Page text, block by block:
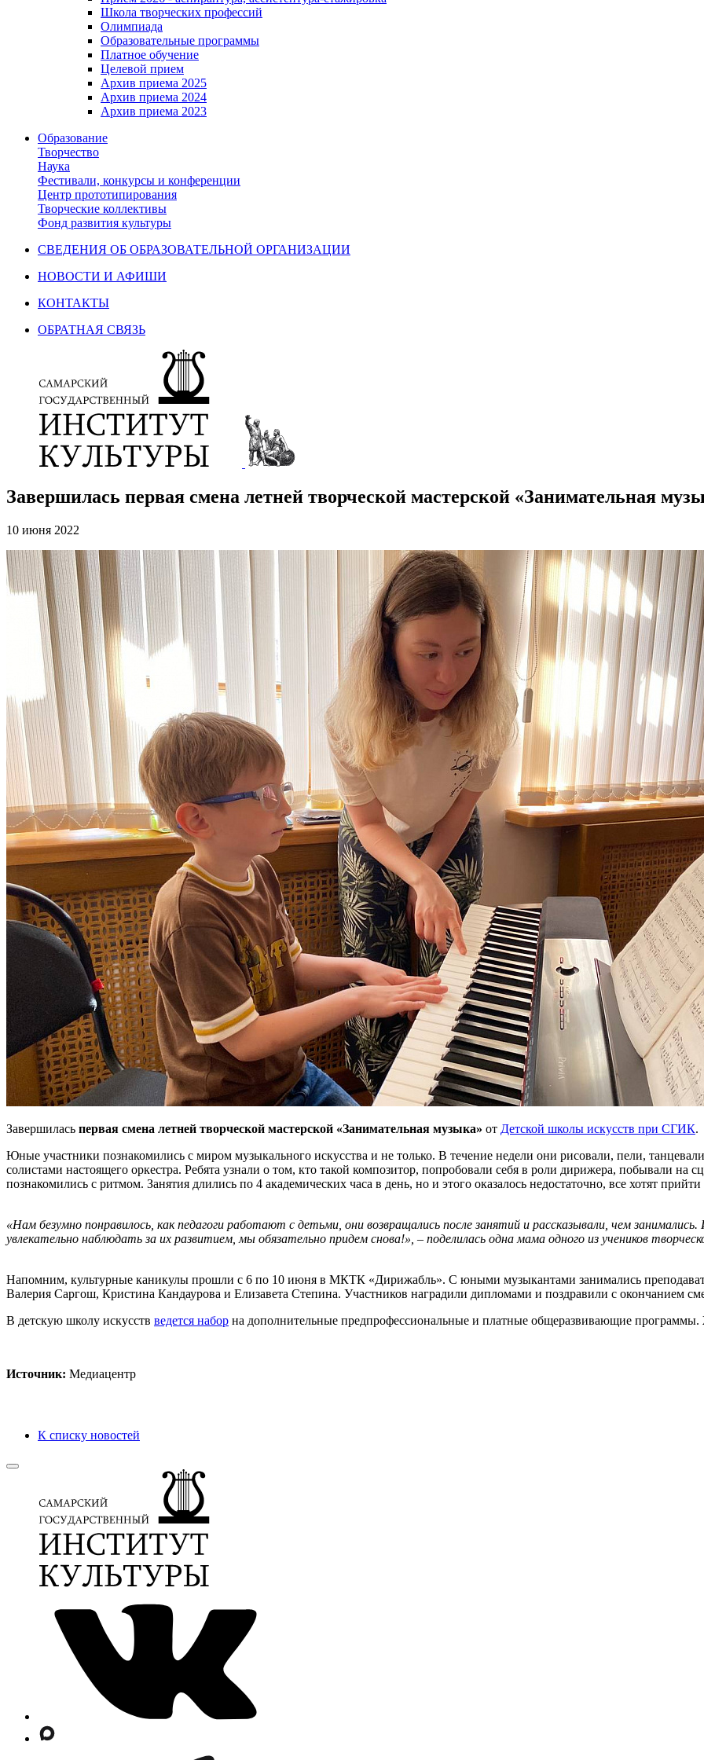
Школа творческих профессий
Олимпиада
Образовательные программы
Платное обучение
Целевой прием
Архив приема 2025
Архив приема 2024
Архив приема 2023
Образование
Творчество
Наука
Фестивали, конкурсы и конференции
Центр прототипирования
Творческие коллективы
Фонд развития культуры
СВЕДЕНИЯ ОБ ОБРАЗОВАТЕЛЬНОЙ ОРГАНИЗАЦИИ
НОВОСТИ И АФИШИ
КОНТАКТЫ
ОБРАТНАЯ СВЯЗЬ
Завершилась первая смена летней творческой мастерской «Занимательная
10 июня 2022
Завершилась первая смена летней творческой мастерской «Занимательная музыка» от Детской школы искусств при СГИК.
Юные участники познакомились с миром музыкального искусства и не только. В течение недели они рисовали, пели,
солистами настоящего оркестра. Ребята узнали о том, кто такой композитор, попробовали себя в роли дирижера, побывали на
познакомились с ритмом. Занятия длились по 4 академических часа в день, но и этого оказалось недостаточно, все хотят
«Нам безумно понравилось, как педагоги работают с детьми, они возвращались после занятий и рассказывали, чем
увлекательно наблюдать за их развитием, мы обязательно придем снова!», – поделилась одна мама одного из учеников
Напомним, культурные каникулы прошли с 6 по 10 июня в МКТК «Дирижабль». С юными музыкантами занимались
Валерия Саргош, Кристина Кандаурова и Елизавета Степина. Участников наградили дипломами и поздравили с окончанием
В детскую школу искусств ведется набор на дополнительные предпрофессиональные и платные общеразвивающие
Источник: Медиацентр
К списку новостей